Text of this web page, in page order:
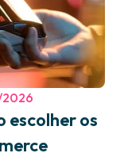
escolher os